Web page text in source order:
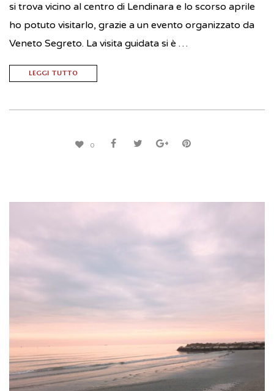
si trova vicino al centro di Lendinara e lo scorso aprile
ho potuto visitarlo, grazie a un evento organizzato da
Veneto Segreto. La visita guidata si è …
LEGGI TUTTO
0